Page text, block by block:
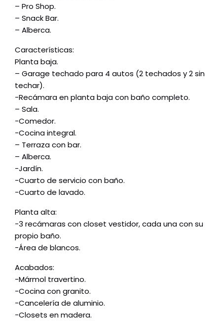
– Pro Shop.
– Snack Bar.
– Alberca.
Características:
Planta baja.
– Garage techado para 4 autos (2 techados y 2 sin
techar).
-Recámara en planta baja con baño completo.
– Sala.
-Comedor.
-Cocina integral.
– Terraza con bar.
– Alberca.
-Jardín.
-Cuarto de servicio con baño.
-Cuarto de lavado.
Planta alta:
-3 recámaras con closet vestidor, cada una con su
propio baño.
-Área de blancos.
Acabados:
-Mármol travertino.
-Cocina con granito.
-Cancelería de aluminio.
-Closets en madera.